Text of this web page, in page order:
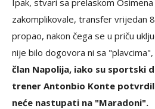
Ipak, stvari sa prelaskom Osimena
zakomplikovale, transfer vrijedan
propao, nakon čega se u priču
nije bilo dogovora ni sa
član Napolija, iako su sportski
trener Antonbio Konte
neće nastupati na "Maradoni".